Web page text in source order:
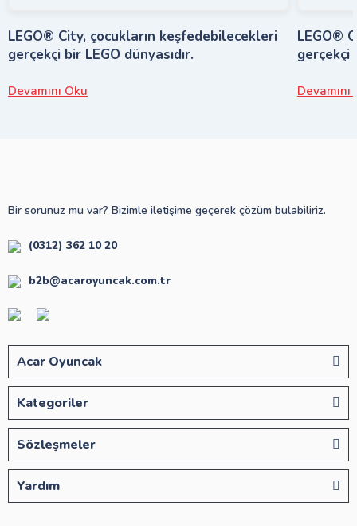
LEGO® City, çocukların keşfedebilecekleri
gerçekçi bir LEGO dünyasıdır.
Devamını Oku
LEGO®
gerçekçi
Devamını
Bir sorunuz mu var? Bizimle iletişime geçerek çözüm bulabiliriz.
(0312) 362 10 20
b2b@acaroyuncak.com.tr
Acar Oyuncak
Kategoriler
Sözleşmeler
Yardım